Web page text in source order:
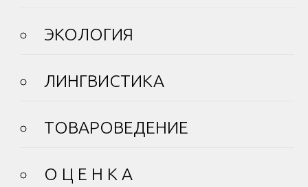
ЭКОЛОГИЯ
ЛИНГВИСТИКА
ТОВАРОВЕДЕНИЕ
О Ц Е Н К А